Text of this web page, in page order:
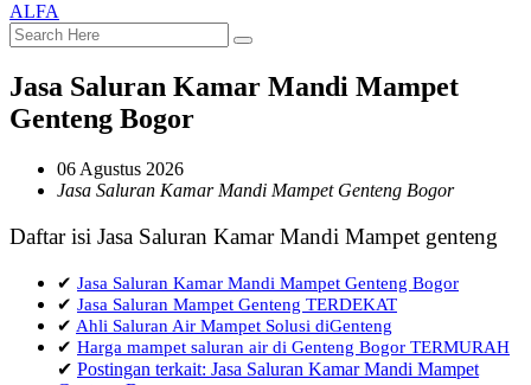
ALFA
Jasa Saluran Kamar Mandi Mampet
Genteng Bogor
06 Agustus 2026
Jasa Saluran Kamar Mandi Mampet Genteng Bogor
Daftar isi Jasa Saluran Kamar Mandi Mampet genteng
✔ Jasa Saluran Kamar Mandi Mampet Genteng Bogor
✔ Jasa Saluran Mampet Genteng TERDEKAT
✔ Ahli Saluran Air Mampet Solusi diGenteng
✔ Harga mampet saluran air di Genteng Bogor TERMURAH
✔ Postingan terkait: Jasa Saluran Kamar Mandi Mampet